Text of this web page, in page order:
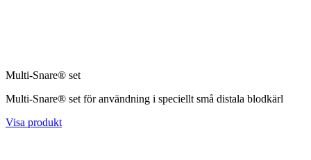
Multi-Snare® set
Multi-Snare® set för användning i speciellt små distala blodkärl
Visa produkt